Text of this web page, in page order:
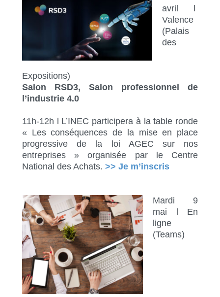
avril l
Valence
(Palais
des
Expositions)
Salon RSD3, Salon professionnel de
l’industrie 4.0
11h-12h l L’INEC participera à la table ronde
« Les conséquences de la mise en place
progressive de la loi AGEC sur nos
entreprises » organisée par le Centre
National des Achats. >> Je m’inscris
Mardi 9
mai l En
ligne
(Teams)